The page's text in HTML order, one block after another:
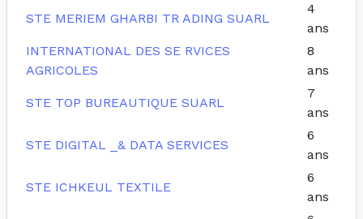
STE MERIEM GHARBI TR ADING SUARL
4
ans
INTERNATIONAL DES SE RVICES
AGRICOLES
8
ans
STE TOP BUREAUTIQUE SUARL
7
ans
STE DIGITAL _& DATA SERVICES
6
ans
STE ICHKEUL TEXTILE
6
ans